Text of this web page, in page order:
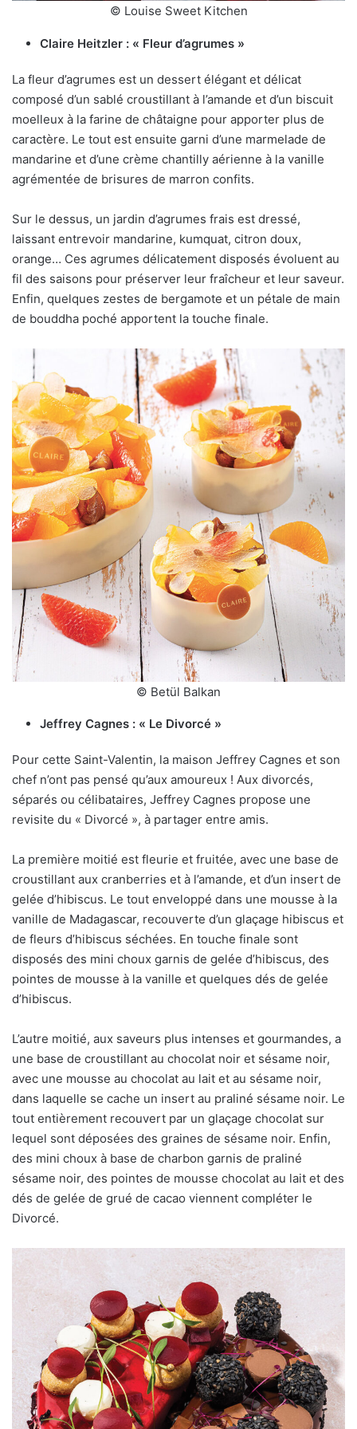
© Louise Sweet Kitchen
Claire Heitzler : « Fleur d’agrumes »
La fleur d’agrumes est un dessert élégant et délicat
composé d’un sablé croustillant à l’amande et d’un biscuit
moelleux à la farine de châtaigne pour apporter plus de
caractère. Le tout est ensuite garni d’une marmelade de
mandarine et d’une crème chantilly aérienne à la vanille
agrémentée de brisures de marron confits.
Sur le dessus, un jardin d’agrumes frais est dressé,
laissant entrevoir mandarine, kumquat, citron doux,
orange… Ces agrumes délicatement disposés évoluent au
fil des saisons pour préserver leur fraîcheur et leur saveur.
Enfin, quelques zestes de bergamote et un pétale de main
de bouddha poché apportent la touche finale.
© Betül Balkan
Jeffrey Cagnes : « Le Divorcé »
Pour cette Saint-Valentin, la maison Jeffrey Cagnes et son
chef n’ont pas pensé qu’aux amoureux ! Aux divorcés,
séparés ou célibataires, Jeffrey Cagnes propose une
revisite du « Divorcé », à partager entre amis.
La première moitié est fleurie et fruitée, avec une base de
croustillant aux cranberries et à l’amande, et d’un insert de
gelée d’hibiscus. Le tout enveloppé dans une mousse à la
vanille de Madagascar, recouverte d’un glaçage hibiscus et
de fleurs d’hibiscus séchées. En touche finale sont
disposés des mini choux garnis de gelée d’hibiscus, des
pointes de mousse à la vanille et quelques dés de gelée
d’hibiscus.
L’autre moitié, aux saveurs plus intenses et gourmandes, a
une base de croustillant au chocolat noir et sésame noir,
avec une mousse au chocolat au lait et au sésame noir,
dans laquelle se cache un insert au praliné sésame noir. Le
tout entièrement recouvert par un glaçage chocolat sur
lequel sont déposées des graines de sésame noir. Enfin,
des mini choux à base de charbon garnis de praliné
sésame noir, des pointes de mousse chocolat au lait et des
dés de gelée de grué de cacao viennent compléter le
Divorcé.